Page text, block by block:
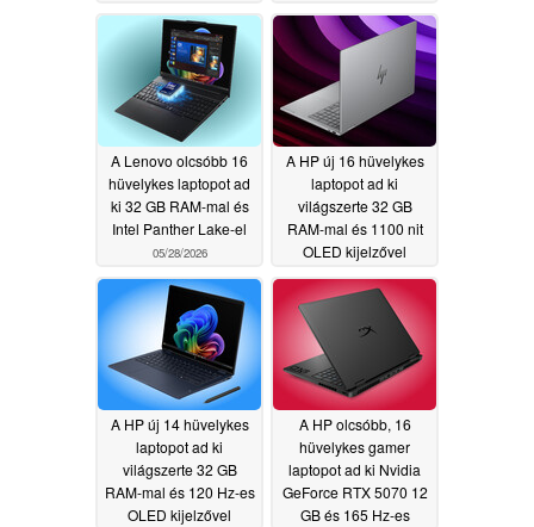
05/28/2026
kijelzővel05/28/2026
A Lenovo olcsóbb 16
hüvelykes laptopot ad
ki 32 GB RAM-mal és
Intel Panther Lake-el
05/28/2026
A HP új 16 hüvelykes
laptopot ad ki
világszerte 32 GB
RAM-mal és 1100 nit
OLED kijelzővel
05/27/2026
A HP új 14 hüvelykes
laptopot ad ki
világszerte 32 GB
RAM-mal és 120 Hz-es
OLED kijelzővel
A HP olcsóbb, 16
hüvelykes gamer
laptopot ad ki Nvidia
GeForce RTX 5070 12
GB és 165 Hz-es